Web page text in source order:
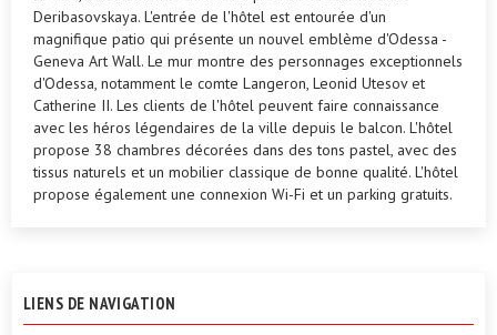
Deribasovskaya. L'entrée de l'hôtel est entourée d'un
magnifique patio qui présente un nouvel emblème d'Odessa -
Geneva Art Wall. Le mur montre des personnages exceptionnels
d'Odessa, notamment le comte Langeron, Leonid Utesov et
Catherine II. Les clients de l'hôtel peuvent faire connaissance
avec les héros légendaires de la ville depuis le balcon. L'hôtel
propose 38 chambres décorées dans des tons pastel, avec des
tissus naturels et un mobilier classique de bonne qualité. L'hôtel
propose également une connexion Wi-Fi et un parking gratuits.
LIENS DE NAVIGATION